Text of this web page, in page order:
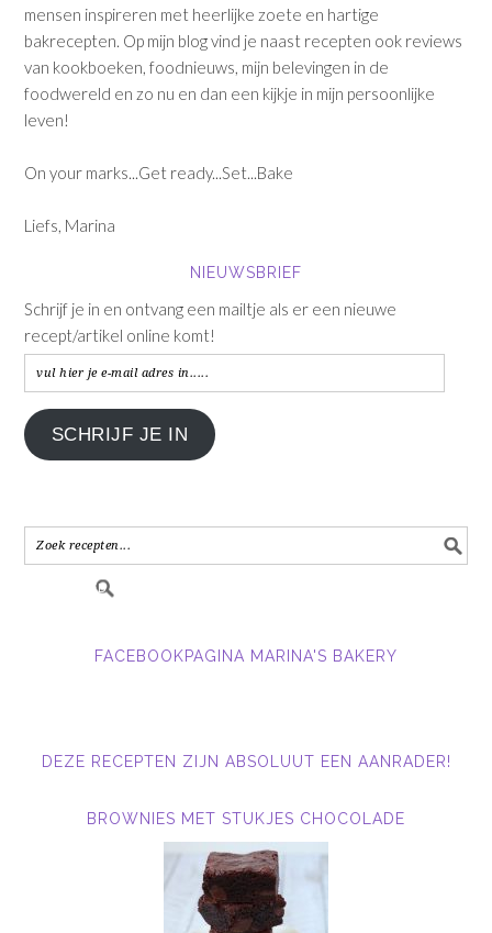
mensen inspireren met heerlijke zoete en hartige
bakrecepten. Op mijn blog vind je naast recepten ook reviews
van kookboeken, foodnieuws, mijn belevingen in de
foodwereld en zo nu en dan een kijkje in mijn persoonlijke
leven!
On your marks...Get ready...Set...Bake
Liefs, Marina
NIEUWSBRIEF
Schrijf je in en ontvang een mailtje als er een nieuwe
recept/artikel online komt!
vul
hier
je
e-
in.....
SCHRIJF JE IN
FACEBOOKPAGINA MARINA'S BAKERY
DEZE RECEPTEN ZIJN ABSOLUUT EEN AANRADER!
BROWNIES MET STUKJES CHOCOLADE